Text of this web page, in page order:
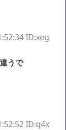
ID:xeg
うで
ID:q4x